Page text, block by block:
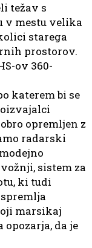
težav s
v mestu velika
starega
prostorov.
ov 360-
katerem bi se
opremljen z
radarski
sistem za
ki tudi
marsikaj
da je